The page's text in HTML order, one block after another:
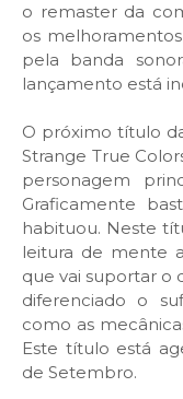
o remaster da
os
pela banda
lançamento está
O próximo título
Strange True
personagem
Graficamente
habituou. Neste
leitura de mente
que vai suportar o
diferenciado o
como as
Este título está
de Setembro.